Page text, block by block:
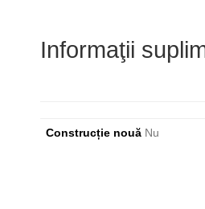
Informaţii
Construcție nouă Nu